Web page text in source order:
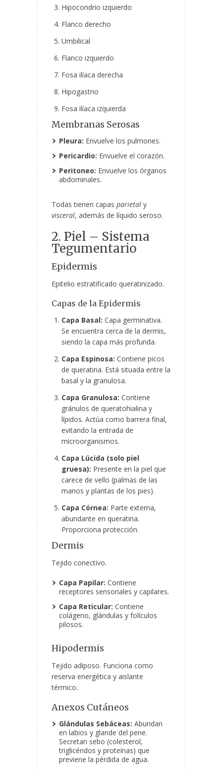
Hipocondrio izquierdo
Flanco derecho
Umbilical
Flanco izquierdo
Fosa ilíaca derecha
Hipogastrio
Fosa ilíaca izquierda
Membranas Serosas
Pleura: Envuelve los pulmones.
Pericardio: Envuelve el corazón.
Peritoneo: Envuelve los órganos
abdominales.
Todas tienen capas parietal y
visceral, además de líquido seroso.
2. Piel – Sistema
Tegumentario
Epidermis
Epitelio estratificado queratinizado.
Capas de la Epidermis
Capa Basal: Capa germinativa.
Se encuentra cerca de la dermis,
siendo la capa más profunda.
Capa Espinosa: Contiene picos
de queratina. Está situada entre la
basal y la granulosa.
Capa Granulosa: Contiene
gránulos de queratohialina y
lípidos. Actúa como barrera final,
evitando la entrada de
microorganismos.
Capa Lúcida (solo piel
gruesa): Presente en la piel que
carece de vello (palmas de las
manos y plantas de los pies).
Capa Córnea: Parte externa,
abundante en queratina.
Proporciona protección.
Dermis
Tejido conectivo.
Capa Papilar: Contiene
receptores sensoriales y capilares.
Capa Reticular: Contiene
colágeno, glándulas y folículos
pilosos.
Hipodermis
Tejido adiposo. Funciona como
reserva energética y aislante
térmico.
Anexos Cutáneos
Glándulas Sebáceas: Abundan
en labios y glande del pene.
Secretan sebo (colesterol,
triglicéridos y proteínas) que
previene la pérdida de agua.